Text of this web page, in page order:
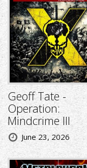
Geoff Tate -
Operation:
Mindcrime III
June 23, 2026